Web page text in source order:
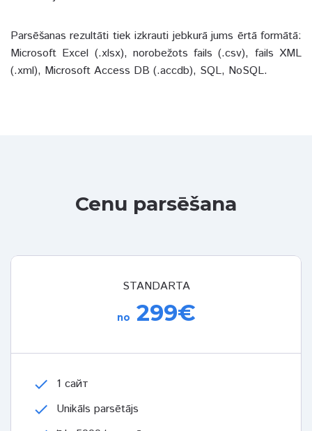
Parsēšanas rezultāti tiek izkrauti jebkurā jums ērtā formātā:
Microsoft Excel (.xlsx), norobežots fails (.csv), fails XML
(.xml), Microsoft Access DB (.accdb), SQL, NoSQL.
Cenu parsēšana
STANDARTA
no 299€
check 1 сайт
check Unikāls parsētājs